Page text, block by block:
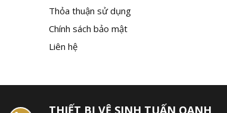
Thỏa thuận sử dụng
Chính sách bảo mật
Liên hệ
THIẾT BỊ VỆ SINH TUẤN OANH